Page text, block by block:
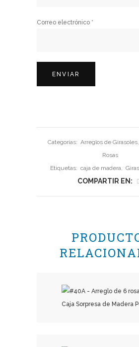
Correo electrónico *
Categorías: Arreglos de Girasoles,
Rosas
Etiquetas: caja de madera,
COMPARTIR EN: